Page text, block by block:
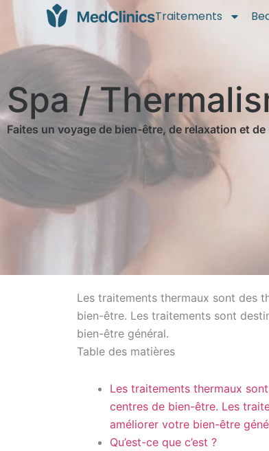
Traitements
Spa /
Faites un voyage de bien-être, de relaxation et
Les traitements thermaux sont des
bien-être. Les traitements sont
bien-être général.
Table des matières
Les traitements thermaux
centres de bien-être. Les
améliorer votre bien-être
Qu’est-ce que c’est ?